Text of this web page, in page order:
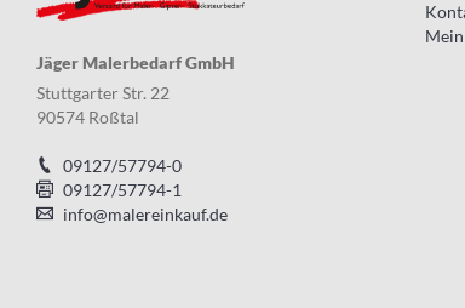
Jäger Malerbedarf GmbH
Stuttgarter Str. 22
90574 Roßtal
09127/57794-0
09127/57794-1
info@malereinkauf.de